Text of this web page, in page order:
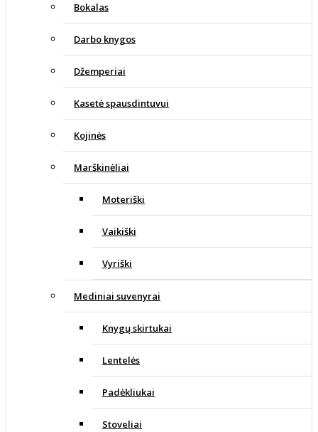
Bokalas
Darbo knygos
Džemperiai
Kasetė spausdintuvui
Kojinės
Marškinėliai
Moteriški
Vaikiški
Vyriški
Mediniai suvenyrai
Knygų skirtukai
Lentelės
Padėkliukai
Stoveliai